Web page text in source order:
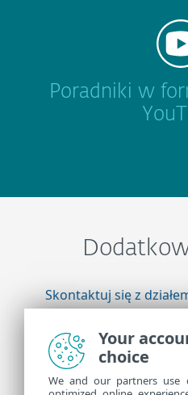
Poradniki w
Skontaktuj się z
firmy
Więcej
Your
choice
We and our partners